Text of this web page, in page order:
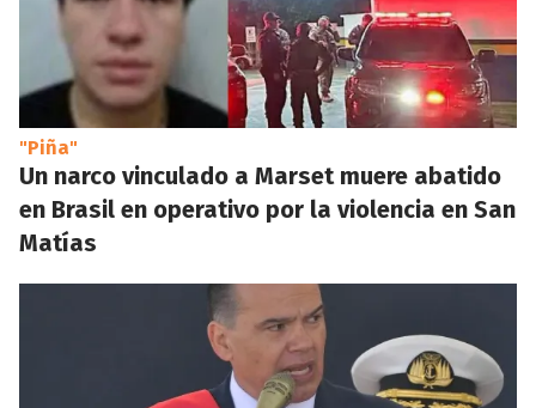
"Piña"
Un narco vinculado a Marset muere abatido
en Brasil en operativo por la violencia en San
Matías